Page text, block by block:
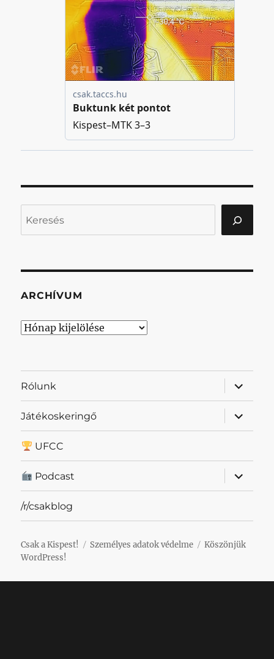
ARCHÍVUM
Archívum
Rólunk
almenü
Játékoskeringő
almenü
UFCC
Podcast
almenü
/r/csakblog
Csak a Kispest! Személyes adatok védelme
Köszönjük
WordPress!